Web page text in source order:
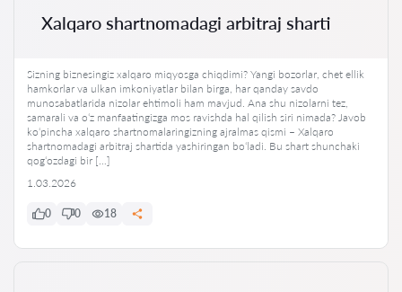
Xalqaro shartnomadagi arbitraj sharti
Sizning biznesingiz xalqaro miqyosga chiqdimi? Yangi bozorlar, chet ellik
hamkorlar va ulkan imkoniyatlar bilan birga, har qanday savdo
munosabatlarida nizolar ehtimoli ham mavjud. Ana shu nizolarni tez,
samarali va o‘z manfaatingizga mos ravishda hal qilish siri nimada? Javob
ko‘pincha xalqaro shartnomalaringizning ajralmas qismi – Xalqaro
shartnomadagi arbitraj shartida yashiringan bo‘ladi. Bu shart shunchaki
qog‘ozdagi bir […]
1.03.2026
0 0 18